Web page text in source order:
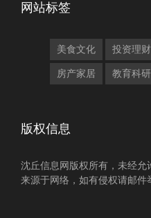
网站标签
美食文化 投资理财
房产家居 教育科研
版权信息
沈丘信息网版权所有，未经
来源于网络，如有侵权请邮件